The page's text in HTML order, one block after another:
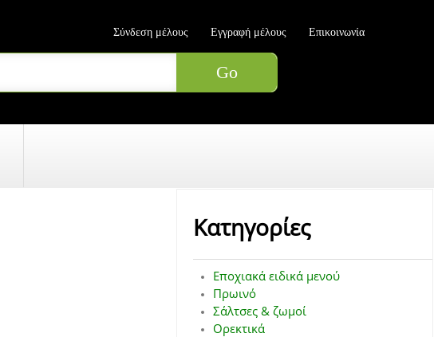
Σύνδεση μέλους Εγγραφή μέλους Επικοινωνία
Κατηγορίες
Εποχιακά ειδικά μενού
Πρωινό
Σάλτσες & ζωμοί
Ορεκτικά